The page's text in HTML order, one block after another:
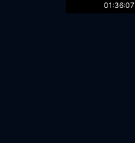
01:36:07